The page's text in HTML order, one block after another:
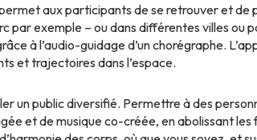
aux participants de se retrouver et de
par exemple – ou dans différentes villes ou
à l’audio-guidage d’un chorégraphe.
et trajectoires dans l’espace.
un public diversifié. Permettre à des
et de musique co-créée, en abolissant